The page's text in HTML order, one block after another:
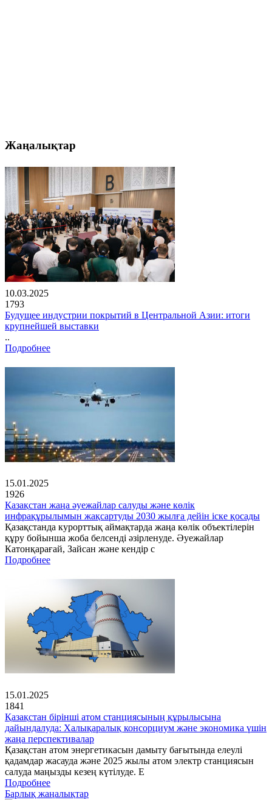
Жаңалықтар
10.03.2025
1793
Будущее индустрии покрытий в Центральной Азии: итоги
крупнейшей выставки
..
Подробнее
15.01.2025
1926
Қазақстан жаңа әуежайлар салуды және көлік
инфрақұрылымын жақсартуды 2030 жылға дейін іске қосады
Қазақстанда курорттық аймақтарда жаңа көлік объектілерін
құру бойынша жоба белсенді әзірленуде. Әуежайлар
Катонқарағай, Зайсан және кендір с
Подробнее
15.01.2025
1841
Қазақстан бірінші атом станциясының құрылысына
дайындалуда: Халықаралық консорциум және экономика үшін
жаңа перспективалар
Қазақстан атом энергетикасын дамыту бағытында елеулі
қадамдар жасауда және 2025 жылы атом электр станциясын
салуда маңызды кезең күтілуде. Е
Подробнее
Барлық жаңалықтар